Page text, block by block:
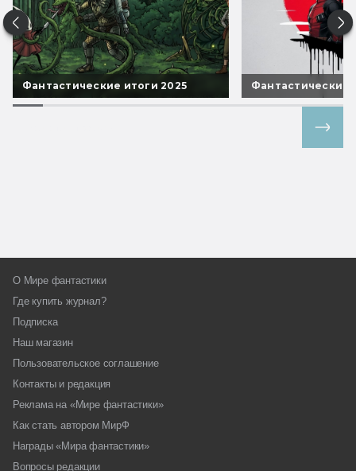
Фантастические итоги 2025 Фантастические
О Мире фантастики
Где купить журнал?
Подписка
Наш магазин
Пользовательское соглашение
Контакты и редакция
Реклама на «Мире фантастики»
Как стать автором МирФ
Награды «Мира фантастики»
Вопросы редакции